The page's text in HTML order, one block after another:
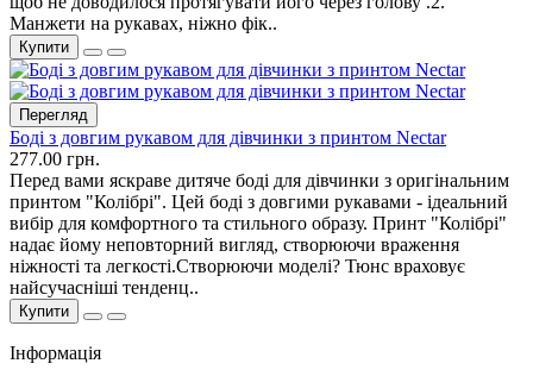
Манжети на рукавах, ніжно фік..
Купити
Перегляд
Боді з довгим рукавом для дівчинки з принтом Nectar
277.00 грн.
Перед вами яскраве дитяче боді для дівчинки з оригінальним
принтом "Колібрі". Цей боді з довгими рукавами - ідеальний
вибір для комфортного та стильного образу. Принт "Колібрі"
надає йому неповторний вигляд, створюючи враження
ніжності та легкості.Створюючи моделі? Тюнс враховує
найсучасніші тенденц..
Купити
Інформація